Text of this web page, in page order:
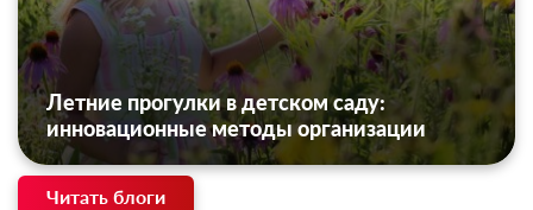
Летние прогулки в детском саду:
инновационные методы организации
Читать блоги